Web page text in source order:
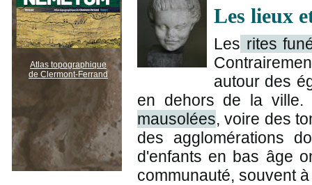
Les lieux
Les rites
autour des
en dehors de la ville.
mausolées, voire des
des agglomérations
d'enfants en bas âge
communauté, souvent
Atlas topographique
de Clermont-Ferrand